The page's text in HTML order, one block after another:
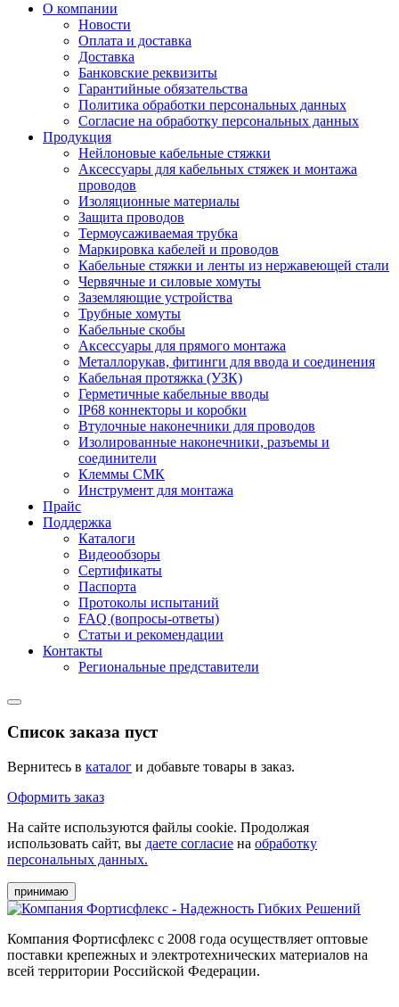
О компании
Новости
Оплата и доставка
Доставка
Банковские реквизиты
Гарантийные обязательства
Политика обработки персональных данных
Согласие на обработку персональных данных
Продукция
Нейлоновые кабельные стяжки
Аксессуары для кабельных стяжек и монтажа
проводов
Изоляционные материалы
Защита проводов
Термоусаживаемая трубка
Маркировка кабелей и проводов
Кабельные стяжки и ленты из нержавеющей стали
Червячные и силовые хомуты
Заземляющие устройства
Трубные хомуты
Кабельные скобы
Аксессуары для прямого монтажа
Металлорукав, фитинги для ввода и соединения
Кабельная протяжка (УЗК)
Герметичные кабельные вводы
IP68 коннекторы и коробки
Втулочные наконечники для проводов
Изолированные наконечники, разъемы и
соединители
Клеммы СМК
Инструмент для монтажа
Прайс
Поддержка
Каталоги
Видеообзоры
Сертификаты
Паспорта
Протоколы испытаний
FAQ (вопросы-ответы)
Статьи и рекомендации
Контакты
Региональные представители
Список заказа пуст
Вернитесь в каталог и добавьте товары в заказ.
Оформить заказ
На сайте используются файлы cookie. Продолжая
использовать сайт, вы даете согласие на обработку
персональных данных.
принимаю
Компания Фортисфлекс с 2008 года осуществляет оптовые
поставки крепежных и электротехнических материалов на
всей территории Российской Федерации.